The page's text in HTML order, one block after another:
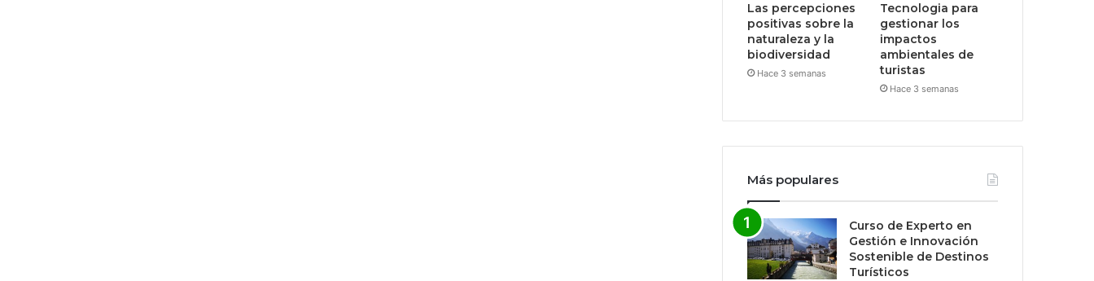
Las percepciones
positivas sobre la
naturaleza y la
biodiversidad
Hace 3 semanas
Tecnologia para
gestionar los
impactos
ambientales de
turistas
Hace 3 semanas
Más populares
Curso de Experto en
Gestión e Innovación
Sostenible de Destinos
Turísticos